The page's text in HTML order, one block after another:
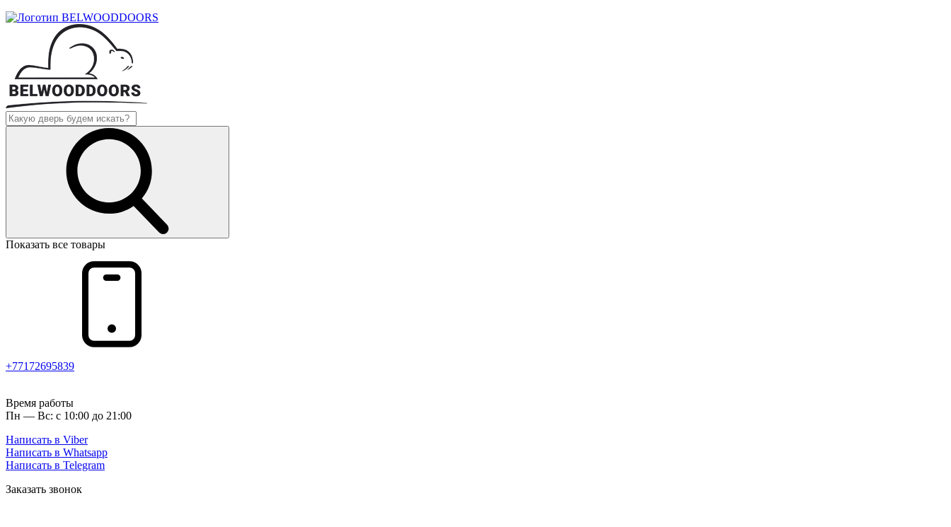
Показать все товары
+77172695839
Время работы
Пн — Вс: с 10:00 до 21:00
Написать в Viber
Написать в Whatsapp
Написать в Telegram
Заказать звонок